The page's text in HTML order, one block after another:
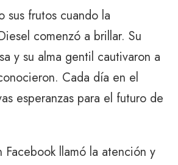
sus frutos cuando la
comenzó a brillar. Su
y su alma gentil cautivaron a
Cada día en el
esperanzas para el futuro de
Facebook llamó la atención y